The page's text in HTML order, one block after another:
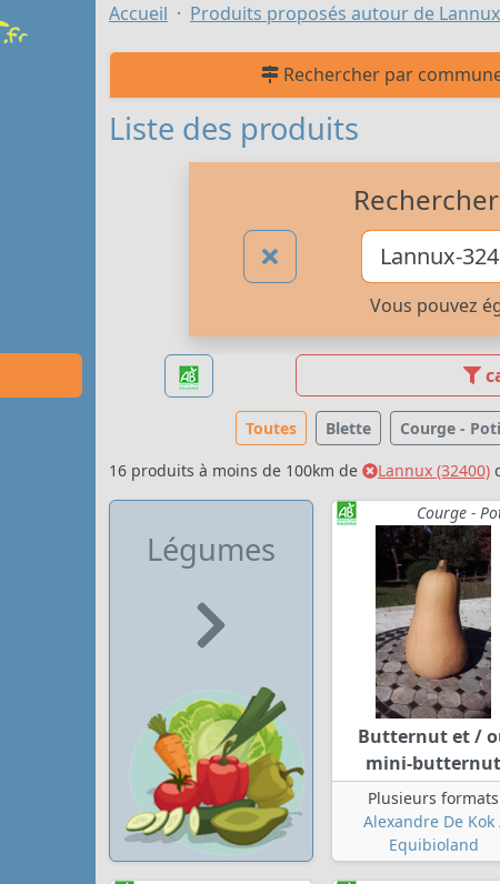
Accueil Produits proposés autour de
Rechercher par
Liste des produits
Vous pouvez
Toutes Blette Courge -
16 produits à moins de 100km de
Lannux (32400)
Légumes
Courge -
Butternut et /
mini-butternut
Plusieurs formats
Alexandre De Kok
Equibioland